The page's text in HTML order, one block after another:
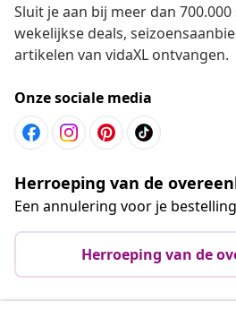
Sluit je aan bij meer dan
wekelijkse deals,
artikelen van vidaXL ontvangen.
Onze sociale media
Herroeping van de
Een annulering voor je
Herroeping van de